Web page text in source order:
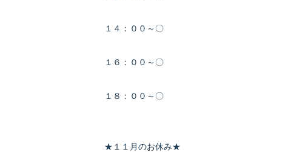
１４：００～〇
１６：００～〇
１８：００～〇
★１１月のお休み★